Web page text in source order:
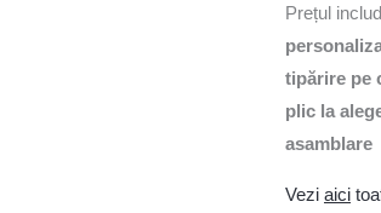
Prețul
tipărire pe
plic la
asamblare
Vezi aici